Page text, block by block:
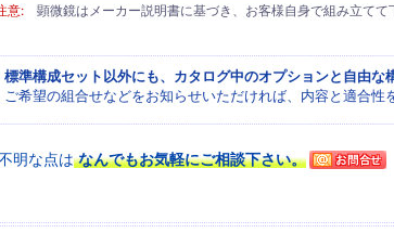
意: 顕微鏡はメーカー説明書に基づき、お客様自身で組み立てて
標準構成セット以外にも、カタログ中のオプションと自由な
ご希望の組合せなどをお知らせいただければ、内容と適合性
明な点は なんでもお気軽にご相談下さい。